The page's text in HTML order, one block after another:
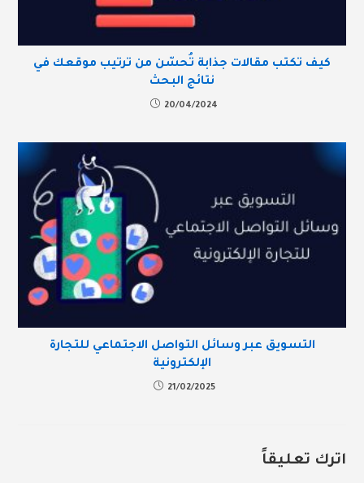
كيف تكتب مقالات جذابة تُحسّن من ترتيب موقعك في
نتائج البحث
20/04/2024
التسويق عبر وسائل التواصل الاجتماعي للتجارة
الإلكترونية
21/02/2025
اترك تعليقاً